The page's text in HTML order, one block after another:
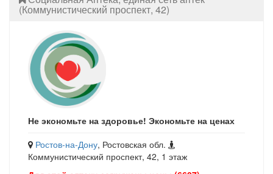
(Коммунистический проспект, 42)
Не экономьте на здоровье! Экономьте на ценах
Ростов-на-Дону, Ростовская обл.
Коммунистический проспект, 42, 1 этаж